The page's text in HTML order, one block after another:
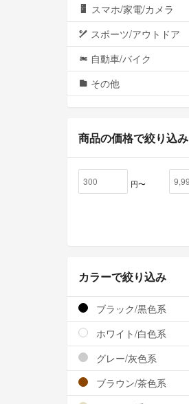
スマホ/家電/カメラ
スポーツ/アウトドア
自動車/バイク
その他
商品の価格で絞り込み
円〜
カラーで絞り込み
ブラック/黒色系
ホワイト/白色系
グレー/灰色系
ブラウン/茶色系